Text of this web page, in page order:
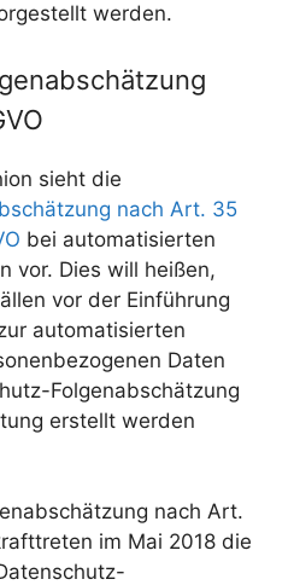
werden.
sieht die
nach Art. 35
bei automatisierten
vor. Dies will heißen,
vor der Einführung
automatisierten
Daten
Folgenabschätzung
erstellt werden
nach Art.
im Mai 2018 die